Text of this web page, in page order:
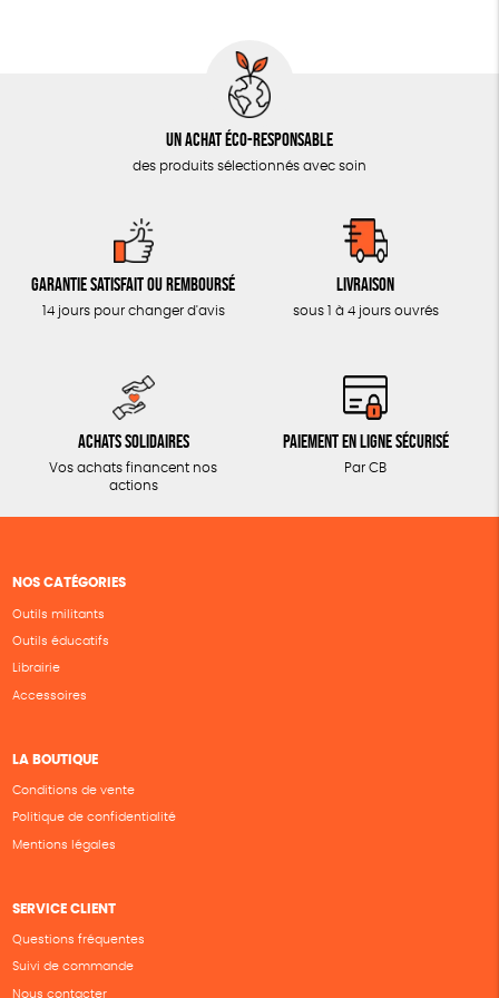
CUISINE / NUTRITION
ACCESSOIRES
Un achat éco-responsable
des produits sélectionnés avec soin
Garantie satisfait ou remboursé
14 jours pour changer d'avis
Livraison
sous 1 à 4 jours ouvrés
Achats solidaires
Vos achats financent nos
actions
Paiement en ligne sécurisé
Par CB
NOS CATÉGORIES
Outils militants
Outils éducatifs
Librairie
Accessoires
LA BOUTIQUE
Conditions de vente
Politique de confidentialité
Mentions légales
SERVICE CLIENT
Questions fréquentes
Suivi de commande
Nous contacter